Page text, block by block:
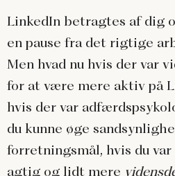
LinkedIn betragtes af dig
en pause fra det rigtige
Men hvad nu hvis der var
for at være mere aktiv på
hvis der var
du kunne øge
forretningsmål, hvis du
agtig og lidt mere